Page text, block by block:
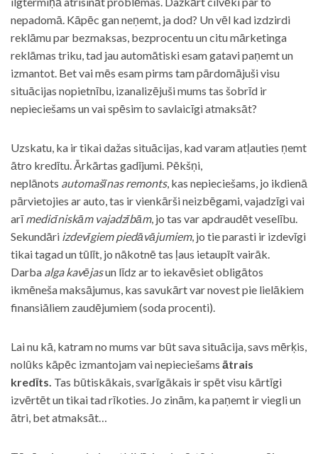
nepadomā. Kāpēc gan neņemt, ja dod? Un vēl kad izdzirdi
reklāmu par bezmaksas, bezprocentu un citu mārketinga
reklāmas triku, tad jau automātiski esam gatavi paņemt un
izmantot. Bet vai mēs esam pirms tam pārdomājuši visu
situācijas nopietnību, izanalizējuši mums tas šobrīd ir
nepieciešams un vai spēsim to savlaicīgi atmaksāt?
Uzskatu, ka ir tikai dažas situācijas, kad varam atļauties ņemt
ātro kredītu. Ārkārtas gadījumi. Pēkšņi,
neplānots automašīnas remonts, kas nepieciešams, jo ikdienā
pārvietojies ar auto, tas ir vienkārši neizbēgami, vajadzīgi vai
arīmedicīniskām vajadzībām, jo tas var apdraudēt veselību.
Sekundāri izdevīgiem piedāvājumiem, jo tie parasti ir izdevīgi
tikai tagad un tūlīt, jo nākotnē tas ļaus ietaupīt vairāk.
Darba alga kavējasun līdz ar to iekavēsiet obligātos
ikmēneša maksājumus, kas savukārt var novest pie lielākiem
finansiāliem zaudējumiem (soda procenti).
Lai nu kā, katram no mums var būt sava situācija, savs mērķis,
nolūks kāpēc izmantojam vai nepieciešams ātrais
kredīts. Tas būtiskākais, svarīgākais ir spēt visu kārtīgi
izvērtēt un tikai tad rīkoties. Jo zinām, ka paņemt ir viegli un
ātri, bet atmaksāt…